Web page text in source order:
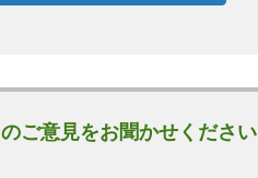
ご意見をお聞かせください